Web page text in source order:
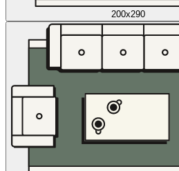
200x290